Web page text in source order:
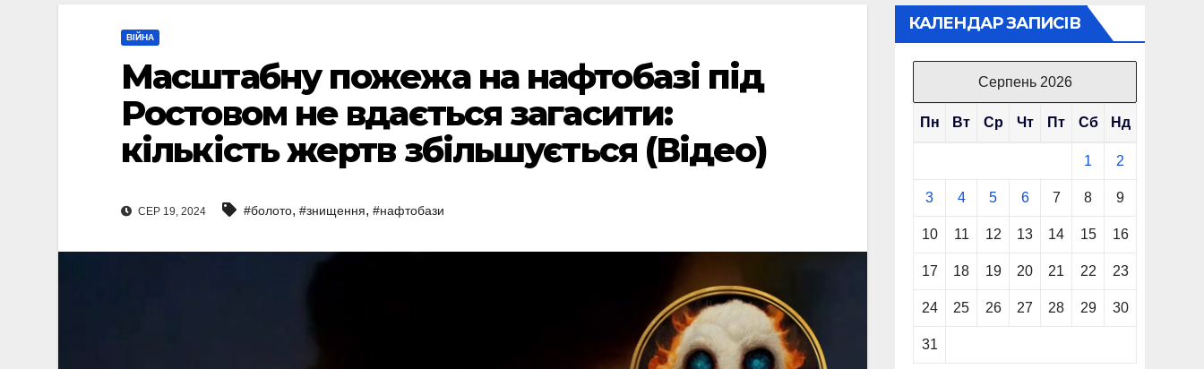
ВІЙНА
Масштабну пожежа на нафтобазі під
Ростовом не вдається загасити:
кількість жертв збільшується (Відео)
СЕР 19, 2024 #болото, #знищення, #нафтобази
КАЛЕНДАР ЗАПИСІВ
Серпень 2026
Пн Вт Ср Чт Пт Сб Нд
1 2
3 4 5 6 7 8 9
10 11 12 13 14 15 16
17 18 19 20 21 22 23
24 25 26 27 28 29 30
31